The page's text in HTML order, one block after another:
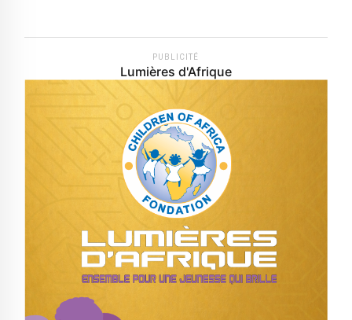
PUBLICITÉ
Lumières d'Afrique